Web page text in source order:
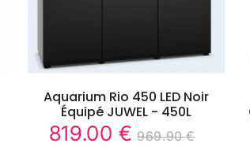
Aquarium Rio 450 LED Noir
Équipé JUWEL - 450L
Prix
819.00 € 819.00
Prix
969.90 €